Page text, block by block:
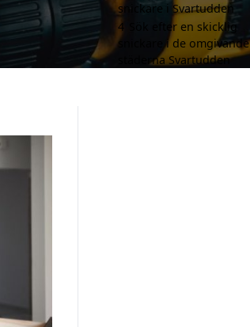
snickare i Svartudden
4
Sök efter en skicklig
snickare i de omgivande
städerna Svartudden